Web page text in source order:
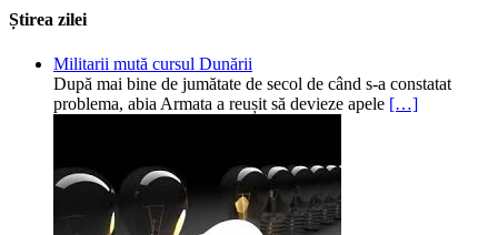
Știrea zilei
Militarii mută cursul Dunării
După mai bine de jumătate de secol de când s-a constatat
problema, abia Armata a reușit să devieze apele […]